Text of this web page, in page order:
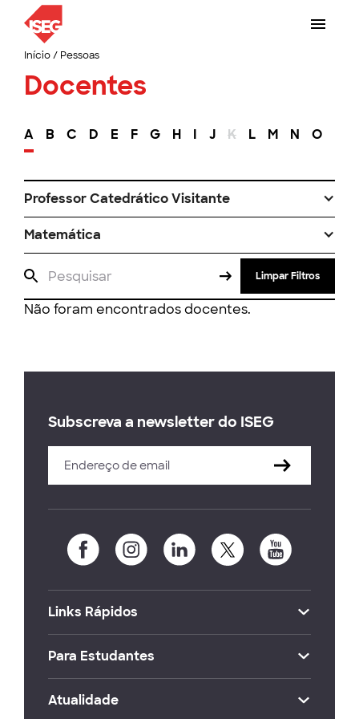
Início/ Pessoas
Docentes
A B C D E F G H I J K L M N O
Professor Catedrático Visitante
Matemática
Limpar Filtros
Não foram encontrados docentes.
Subscreva a newsletter do ISEG
Links Rápidos
Para Estudantes
Atualidade